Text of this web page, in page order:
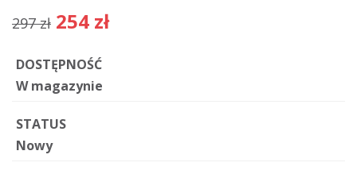
297 zł 254 zł
DOSTĘPNOŚĆ
W magazynie
STATUS
Nowy